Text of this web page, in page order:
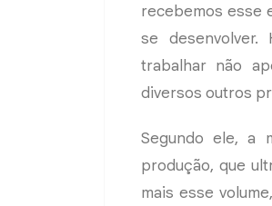
recebemos esse
se desenvolver.
trabalhar não
diversos outros
Segundo ele, a
produção, que
mais esse